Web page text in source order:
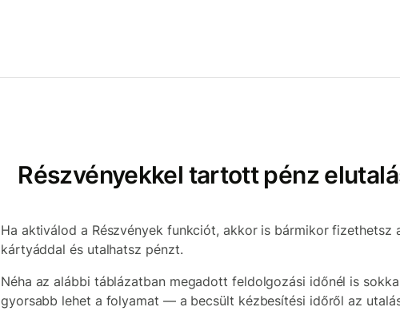
Részvényekkel tartott pénz
Ha aktiválod a Részvények funkciót, akkor is bármikor fizethetsz
kártyáddal és utalhatsz pénzt.
Néha az alábbi táblázatban megadott feldolgozási időnél is
gyorsabb lehet a folyamat — a becsült kézbesítési időről az